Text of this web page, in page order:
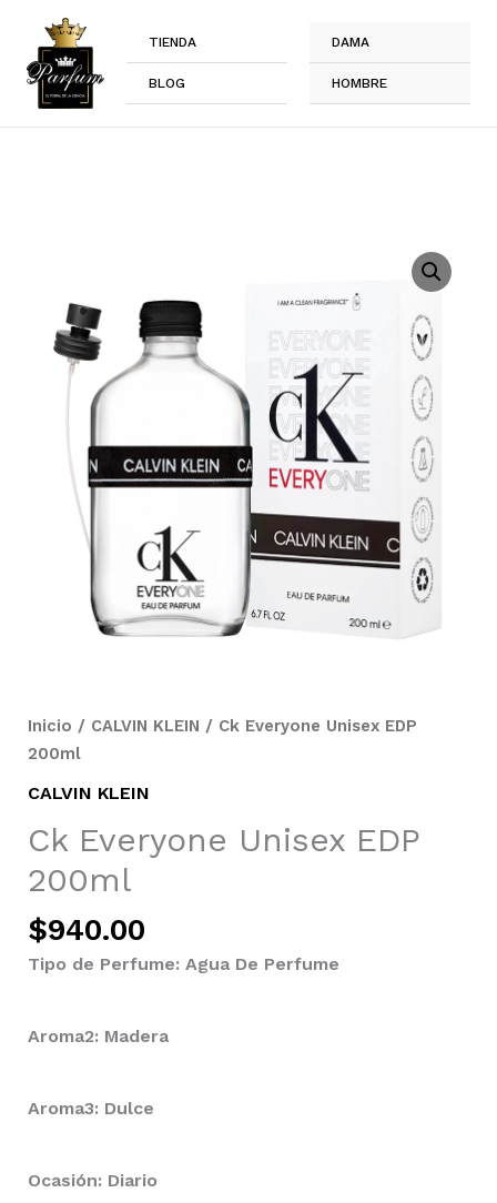
contenido
TIENDA
BLOG
DAMA
HOMBRE
Inicio / CALVIN KLEIN / Ck Everyone Unisex EDP
200ml
CALVIN KLEIN
Ck Everyone Unisex EDP
200ml
$940.00
Tipo de Perfume: Agua De Perfume
Aroma2: Madera
Aroma3: Dulce
Ocasión: Diario